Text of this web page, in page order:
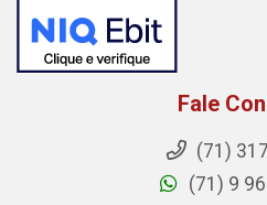
Fale
(71)
(71) 9